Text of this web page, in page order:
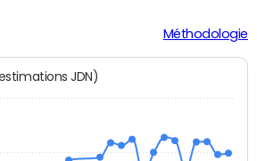
Méthodologie
: estimations JDN)